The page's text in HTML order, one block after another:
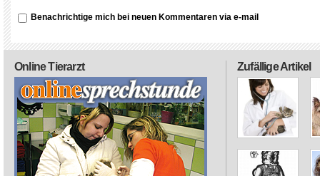
Benachrichtige mich bei neuen Kommentaren via e-mail
Zufällige Artikel
Online Tierarzt